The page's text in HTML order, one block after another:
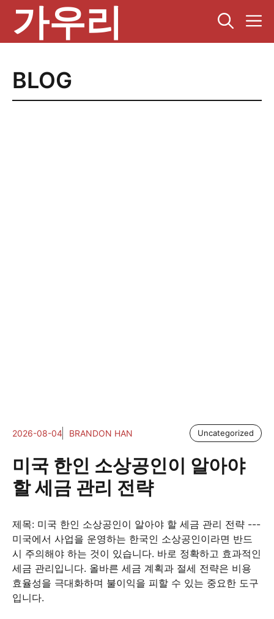
가우리
BLOG
2026-08-04 BRANDON HAN Uncategorized
미국 한인 소상공인이 알아야
할 세금 관리 전략
제목: 미국 한인 소상공인이 알아야 할 세금 관리 전략 ---
미국에서 사업을 운영하는 한국인 소상공인이라면 반드
시 주의해야 하는 것이 있습니다. 바로 정확하고 효과적인
세금 관리입니다. 올바른 세금 계획과 절세 전략은 비용
효율성을 극대화하며 불이익을 피할 수 있는 중요한 도구
입니다.